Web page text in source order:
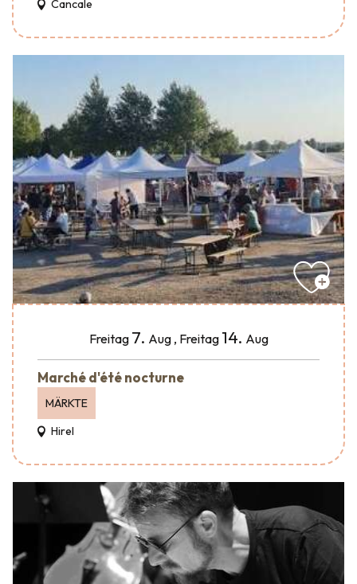
Cancale
Freitag 7. Aug, Freitag 14. Aug
Marché d'été nocturne
MÄRKTE
Hirel